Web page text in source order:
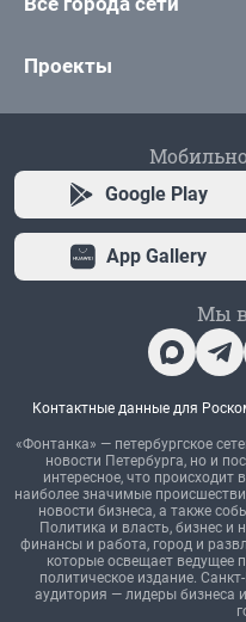
Проекты
Google Play
App Gallery
Мы в
Контактные данные для
«Фонтанка» — петербургское
новости Петербурга, но и
интересное, что
наиболее значимые
новости бизнеса, а также
Политика и власть, бизнес и
финансы и работа, город и
которые освещает ведущее
политическое издание.
аудитория — лидеры бизнеса